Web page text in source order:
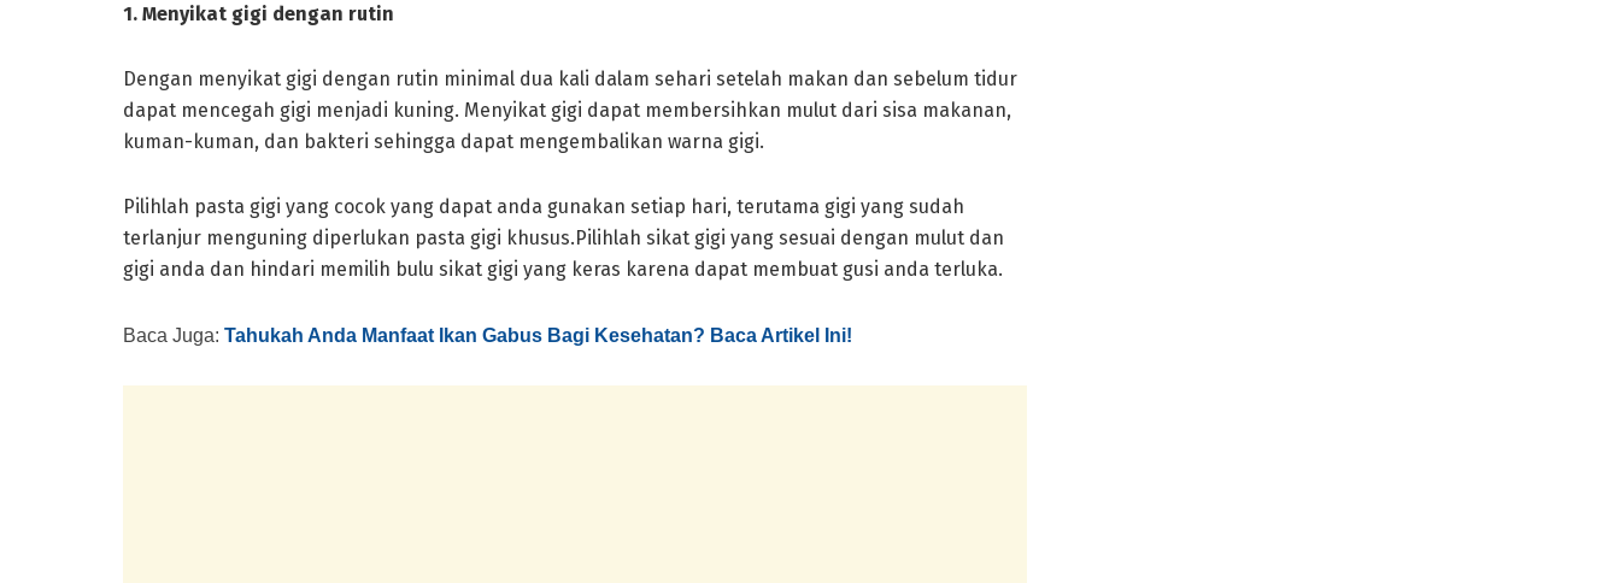
1. Menyikat gigi dengan rutin
Dengan menyikat gigi dengan rutin minimal dua kali dalam sehari setelah makan dan sebelum tidur
dapat mencegah gigi menjadi kuning. Menyikat gigi dapat membersihkan mulut dari sisa makanan,
kuman-kuman, dan bakteri sehingga dapat mengembalikan warna gigi.
Pilihlah pasta gigi yang cocok yang dapat anda gunakan setiap hari, terutama gigi yang sudah
terlanjur menguning diperlukan pasta gigi khusus.Pilihlah sikat gigi yang sesuai dengan mulut dan
gigi anda dan hindari memilih bulu sikat gigi yang keras karena dapat membuat gusi anda terluka.
Baca Juga: Tahukah Anda Manfaat Ikan Gabus Bagi Kesehatan? Baca Artikel Ini!